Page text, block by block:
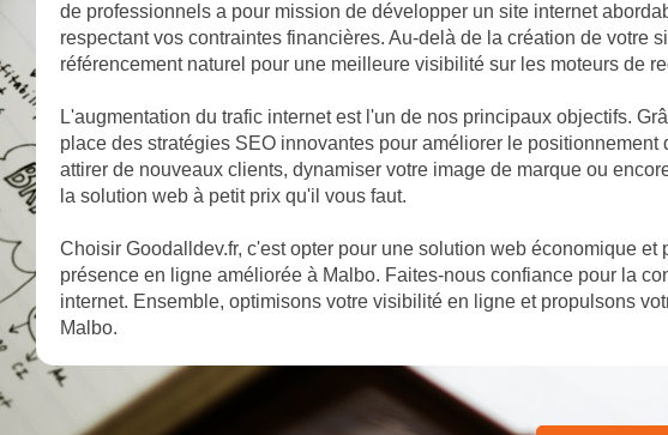
de professionnels a pour mission de développer un site internet
respectant vos contraintes financières. Au-delà de la création de votre
référencement naturel pour une meilleure visibilité sur les moteurs de
L'augmentation du trafic internet est l'un de nos principaux objectifs.
place des stratégies SEO innovantes pour améliorer le
attirer de nouveaux clients, dynamiser votre image de marque ou
la solution web à petit prix qu'il vous faut.
Choisir Goodalldev.fr, c'est opter pour une solution web économique
présence en ligne améliorée à Malbo. Faites-nous confiance pour la
internet. Ensemble, optimisons votre visibilité en ligne et propulsons
Malbo.